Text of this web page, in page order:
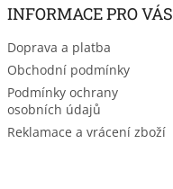
INFORMACE PRO VÁS
Doprava a platba
Obchodní podmínky
Podmínky ochrany
osobních údajů
Reklamace a vrácení zboží